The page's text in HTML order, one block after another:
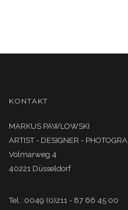
KONTAKT
MARKUS PAWLOWSKI
ARTIST - DESIGNER -
Volmarweg 4
40221 Düsseldorf
Tel.: 0049 (0)211 - 87 66 45 00